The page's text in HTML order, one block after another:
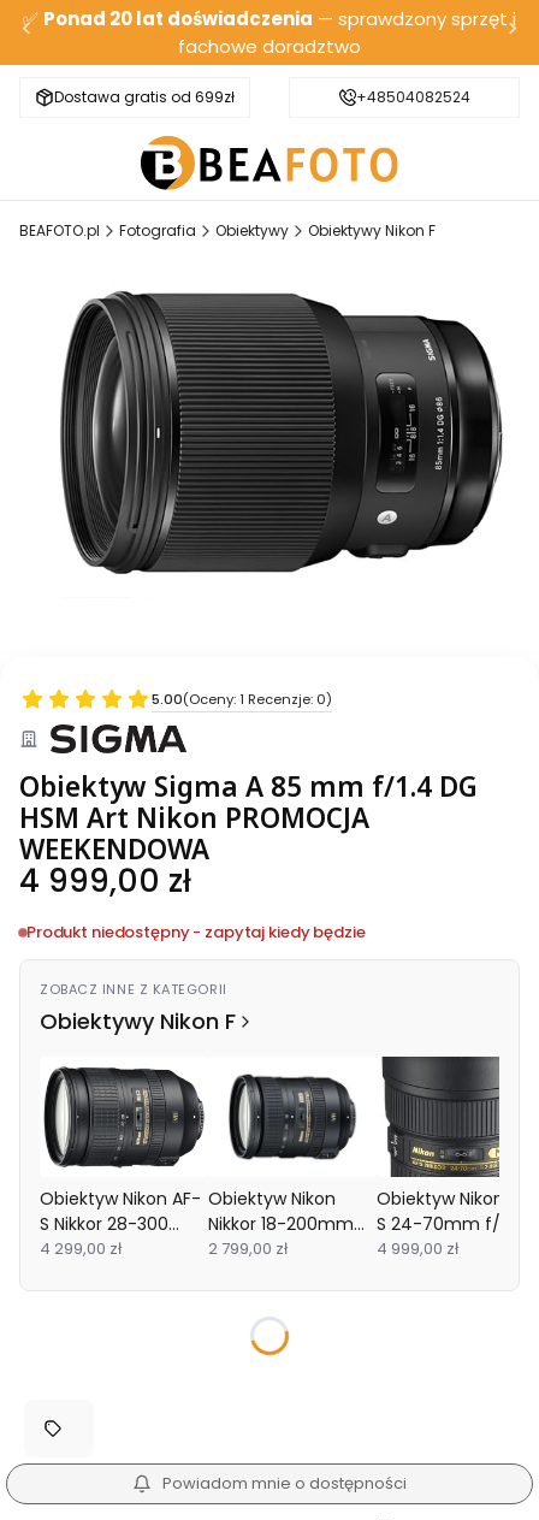
✅ Ponad 20 lat doświadczenia — sprawdzony sprzęt i
fachowe doradztwo
Dostawa gratis od 699zł Bezpieczna wysyłka
+48504082524
BEAFOTO.pl Fotografia Obiektywy Obiektywy Nikon F
5.00(Oceny: 1 Recenzje: 0)
Obiektyw Sigma A 85 mm f/1.4 DG
HSM Art Nikon PROMOCJA
WEEKENDOWA
Cena
4 999,00 zł
Produkt niedostępny - zapytaj kiedy będzie
ZOBACZ INNE Z KATEGORII
Obiektywy Nikon F
Obiektyw Nikon AF-
S Nikkor 28-300
mm f/3.5-5.6G ED
4 299,00 zł
Obiektyw Nikon
Nikkor 18-200mm
f/3.5-5.6 G IF-ED
2 799,00 zł
Obiektyw Nikon AF-
S 24-70mm f/2.8G
ED - WYPRZEDAŻ
4 999,00 zł
Poszczególne warianty mogą różnić się ceną
Powiadom mnie o dostępności